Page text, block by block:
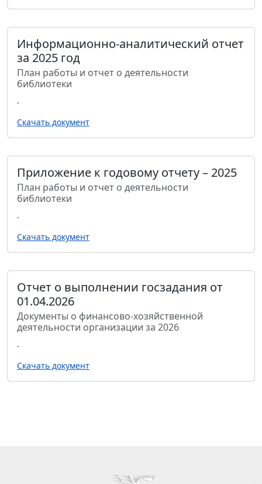
Информационно-аналитический отчет
за 2025 год
План работы и отчет о деятельности
библиотеки
.
Скачать документ
Приложение к годовому отчету – 2025
План работы и отчет о деятельности
библиотеки
.
Скачать документ
Отчет о выполнении госзадания от
01.04.2026
Документы о финансово-хозяйственной
деятельности организации за 2026
.
Скачать документ